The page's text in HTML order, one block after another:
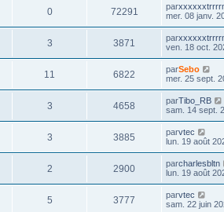
0 72291 par
mer. 08 janv.
3 3871 par
ven. 18 oct.
11 6822 parSebo
mer. 25 sept.
3 4658 parTibo_RB
sam. 14 sept.
3 3885 parvtec
lun. 19 août
2 2900 parcharlesbltn
lun. 19 août
5 3777 parvtec
sam. 22 juin